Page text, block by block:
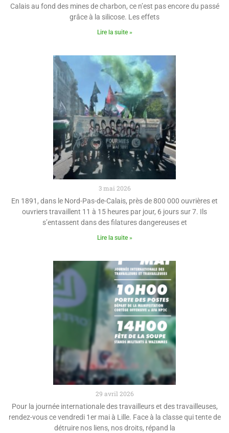
Calais au fond des mines de charbon, ce n’est pas encore du passé
grâce à la silicose. Les effets
Lire la suite »
3 mai 2026
En 1891, dans le Nord-Pas-de-Calais, près de 800 000 ouvrières et
ouvriers travaillent 11 à 15 heures par jour, 6 jours sur 7. Ils
s’entassent dans des filatures dangereuses et
Lire la suite »
29 avril 2026
Pour la journée internationale des travailleurs et des travailleuses,
rendez-vous ce vendredi 1er mai à Lille. Face à la classe qui tente de
détruire nos liens, nos droits, répand la